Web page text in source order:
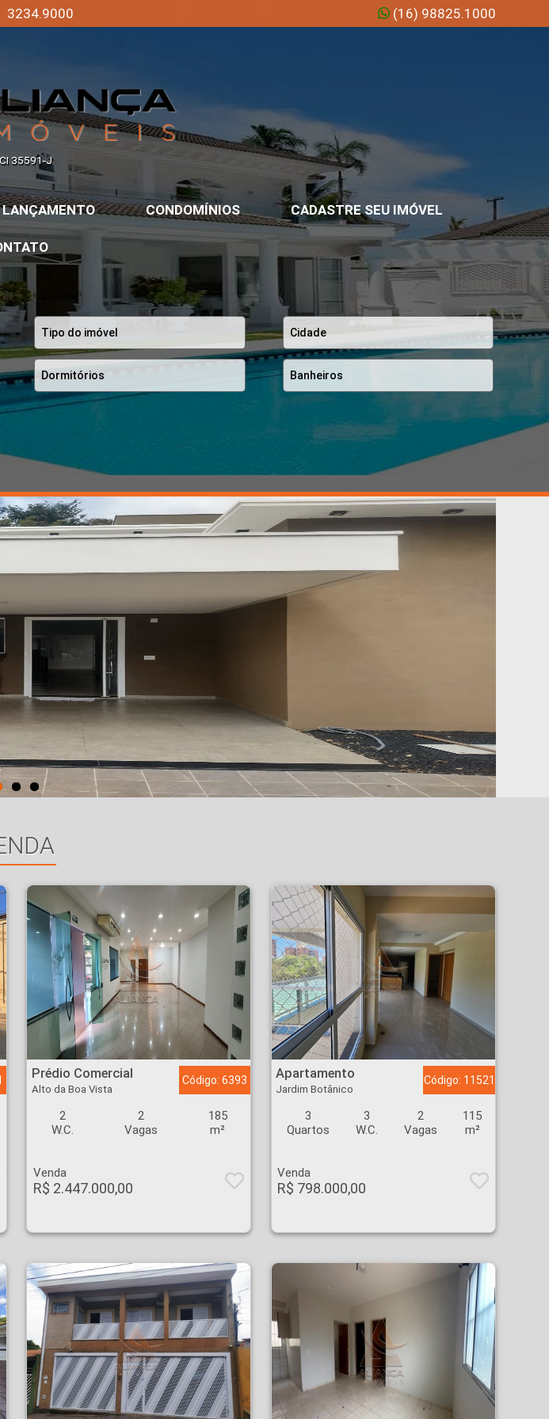
3234.9000 (16) 98825.1000
35591-J
LANÇAMENTO CONDOMÍNIOS CADASTRE SEU IMÓVEL
Prédio Comercial - Alto da Boa Vista - Ribeirão Preto
Prédio Comercial
Alto da Boa Vista
Código: 6393
2
W.C.
2
Vagas
185
m²
Venda
R$ 2.447.000,00
Apartamento - Jardim Botânico - Ribeirão Preto
Apartamento
Jardim Botânico
Código: 11521
3
Quartos
3
W.C.
2
Vagas
115
m²
Venda
R$ 798.000,00